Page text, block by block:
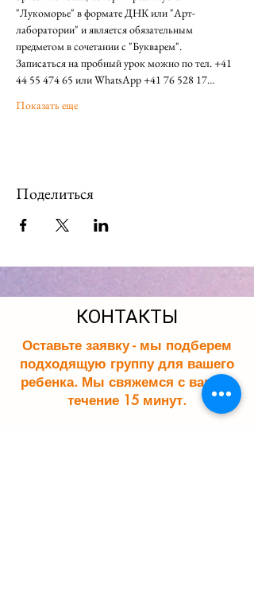
"Лукоморье" в формате ДНК или "Арт-
лаборатории" и является обязательным
предметом в сочетании с "Букварем".
Записаться на пробный урок можно по тел. +41
44 55 474 65 или WhatsApp +41 76 528 17…
Показать еще
Поделиться
КОНТАКТЫ
Оставьте заявку - мы подберем
подходящую группу для вашего
ребенка. Мы свяжемся с вами в
течение 15 минут.